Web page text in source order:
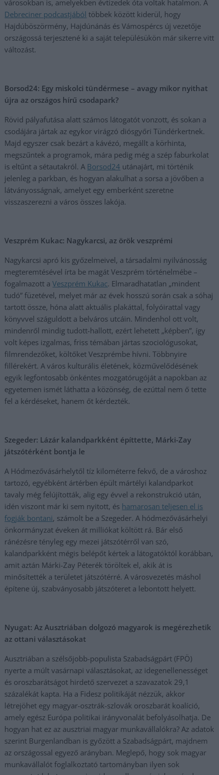
városokban is, amelyekben évtizedek óta voltak hatalmon. A
Debreciner podcastjából többek között kiderül, hogy
Hajdúböszörmény, Hajdúnánás és Vámospércs új vezetője
országossá terjesztené ki a saját településükön már sikerre vitt
változást.
Borsod24: Egy miskolci tündérmese – avagy mikor nyithat
újra az országos hírű csodapark?
Rövid pályafutása alatt számos látogatót vonzott, és sokan a
csodájára jártak az egykor virágzó diósgyőri Tündérkertnek.
Majd egyszer csak bezárt a kávézó, megállt a körhinta,
megszűntek a programok, mára pedig még a szép faburkolat
is eltűnt a sétautakról. A Borsod24 utánajárt, mi történik
jelenleg a parkban, és hogyan alakulhat a sorsa a jövőben a
látványosságnak, amelyet egy emberként szeretne
visszaszerezni a város összes lakója.
Veszprém Kukac: Nagykarcsi, az örök veszprémi
Nagykarcsi apró kis győzelmeivel, a társadalmi nyilvánosság
megteremtésével írta be magát Veszprém történelmébe –
fogalmazott aVeszprém Kukac. Elmaradhatatlan „mindent
tudó” füzetével, melyet már az évek hosszú során csak a sóhaj
tartott össze, hóna alatt aktuális plakáttal, folyóirattal vagy
könyvvel száguldott a belváros utcáin. Mindenhol ott volt,
mindenről mindig tudott-hallott, ezért lehetett „képben”, így
volt képes izgalmas, friss témában jártas szociológusokat,
filmrendezőket, költőket Veszprémbe hívni. Többnyire
fillérekért. A város kulturális életének, közművelődésének
egyik legfontosabb önkéntes mozgatórugóját a napokban az
egyetemen ismét láthatta a közönség, de ezúttal nem ő tette
fel a kérdéseket, hanem őt kérdezték.
Szegeder: Lázár kalandparkként építtette, Márki-Zay
játszótérként bontja le
A Hódmezővásárhelytől tíz kilométerre fekvő, de a városhoz
tartozó, egyébként ártérben épült mártélyi kalandparkot
tavaly még felújították, alig egy évvel a rekonstrukció után,
idén viszont már ki sem nyitott, és hamarosan teljesen el is
fogják bontani, számolt be a Szegeder. A hódmezővásárhelyi
önkormányzat éveken át milliókat költött rá. Bár első
ránézésre tényleg egy mezei játszótérről van szó,
kalandparkként mégis belépőt kértek a látogatóktól korábban,
amit aztán Márki-Zay Péterék töröltek el, akik át is
minősítették a területet játszótérré. A városvezetés máshol
építene új, szabványosabb játszóteret a lebontott helyett.
Nyugat: Az Ausztriában dolgozó magyarok is megérezhetik
az ottani választásokat
Ausztriában a szélsőjobb-populista Szabadságpárt (FPÖ)
nyerte a múlt vasárnapi választásokat, az idegenellenességet
és oroszbarátságot hirdető szervezet a szavazatok 29,1
százalékát kapta. Ha a Fidesz politikáját nézzük, akkor
létrejöhet egy magyar-osztrák-szlovák oroszbarát koalíció,
amely egész Európa politikai irányvonalát befolyásolhatja. De
hogyan hat ez az ausztriai magyar munkavállalókra? Az adatok
szerint Burgenlandban is győzött a Szabadságpárt, majdnem
az országossal egyező arányban. Meglepő, hogy sok magyar
munkavállalót foglalkoztató tartományban ilyen sok